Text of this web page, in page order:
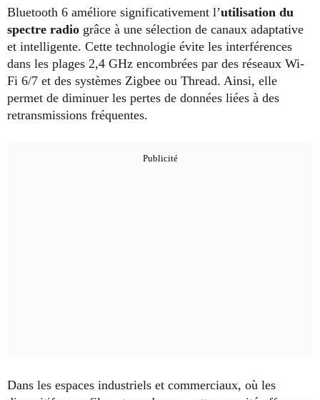
Bluetooth 6 améliore significativement l’utilisation du
spectre radio grâce à une sélection de canaux adaptative
et intelligente. Cette technologie évite les interférences
dans les plages 2,4 GHz encombrées par des réseaux Wi-
Fi 6/7 et des systèmes Zigbee ou Thread. Ainsi, elle
permet de diminuer les pertes de données liées à des
retransmissions fréquentes.
Dans les espaces industriels et commerciaux, où les